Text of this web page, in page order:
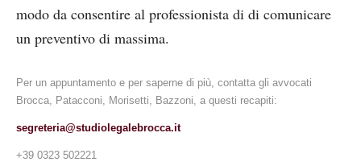
modo da consentire al professionista di di comunicare
un preventivo di massima.
Per un appuntamento e per saperne di più, contatta gli avvocati
Brocca, Patacconi, Morisetti, Bazzoni, a questi recapiti:
segreteria@studiolegalebrocca.it
+39 0323 502221